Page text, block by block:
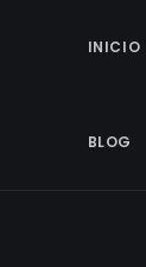
INICIO
BLOG